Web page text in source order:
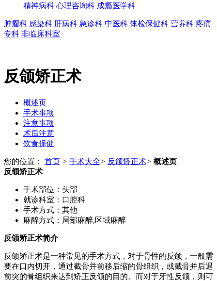
精神病科 心理咨询科 成瘾医学科
肿瘤科 感染科 肝病科 急诊科 中医科 体检保健科 营养科 疼痛
专科 非临床科室
反颌矫正术
概述页
手术事项
注意事项
术后注意
饮食保健
您的位置： 首页 > 手术大全> 反颌矫正术> 概述页
反颌矫正术
手术部位： 头部
就诊科室： 口腔科
手术方式： 其他
麻醉方式： 局部麻醉,区域麻醉
反颌矫正术简介
反颌矫正术是一种常见的手术方式，对于骨性的反颌，一般需
要在口内切开，通过截骨并前移后缩的骨组织，或截骨并后退
前突的骨组织来达到矫正反颌的目的。而对于牙性反颌，则可